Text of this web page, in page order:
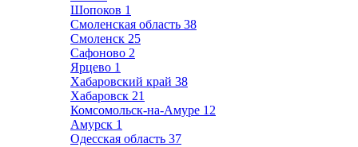
Шопоков 1
Смоленская область 38
Смоленск 25
Сафоново 2
Ярцево 1
Хабаровский край 38
Хабаровск 21
Комсомольск-на-Амуре 12
Амурск 1
Одесская область 37